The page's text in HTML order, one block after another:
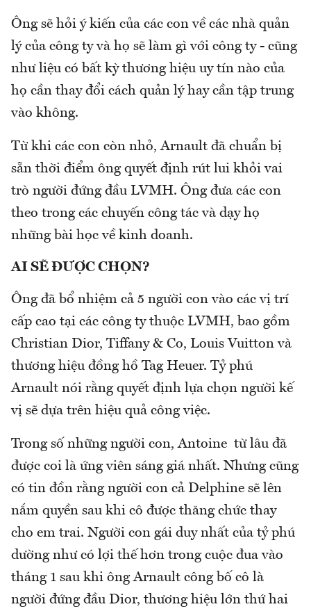
Ông sẽ hỏi ý kiến của các con về các nhà quản
lý của công ty và họ sẽ làm gì với công ty - cũng
như liệu có bất kỳ thương hiệu uy tín nào của
họ cần thay đổi cách quản lý hay cần tập trung
vào không.
Từ khi các con còn nhỏ, Arnault đã chuẩn bị
sẵn thời điểm ông quyết định rút lui khỏi vai
trò người đứng đầu LVMH. Ông đưa các con
theo trong các chuyến công tác và dạy họ
những bài học về kinh doanh.
AI SẼ ĐƯỢC CHỌN?
Ông đã bổ nhiệm cả 5 người con vào các vị trí
cấp cao tại các công ty thuộc LVMH, bao gồm
Christian Dior, Tiffany & Co, Louis Vuitton và
thương hiệu đồng hồ Tag Heuer. Tỷ phú
Arnault nói rằng quyết định lựa chọn người kế
vị sẽ dựa trên hiệu quả công việc.
Trong số những người con, Antoine từ lâu đã
được coi là ứng viên sáng giá nhất. Nhưng cũng
có tin đồn rằng người con cả Delphine sẽ lên
nắm quyền sau khi cô được thăng chức thay
cho em trai. Người con gái duy nhất của tỷ phú
dường như có lợi thế hơn trong cuộc đua vào
tháng 1 sau khi ông Arnault công bố cô là
người đứng đầu Dior, thương hiệu lớn thứ hai